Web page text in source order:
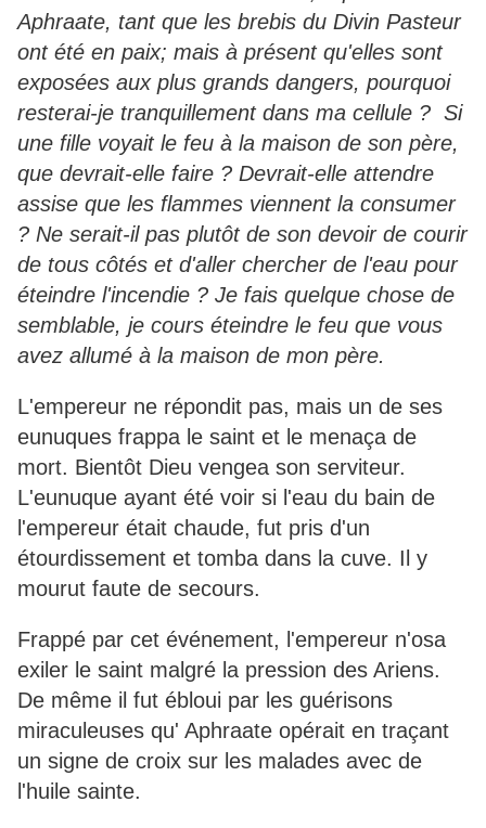
Aphraate, tant que les brebis du Divin Pasteur
ont été en paix; mais à présent qu'elles sont
exposées aux plus grands dangers, pourquoi
resterai-je tranquillement dans ma cellule ? Si
une fille voyait le feu à la maison de son père,
que devrait-elle faire ? Devrait-elle attendre
assise que les flammes viennent la consumer
? Ne serait-il pas plutôt de son devoir de courir
de tous côtés et d'aller chercher de l'eau pour
éteindre l'incendie ? Je fais quelque chose de
semblable, je cours éteindre le feu que vous
avez allumé à la maison de mon père.
L'empereur ne répondit pas, mais un de ses
eunuques frappa le saint et le menaça de
mort. Bientôt Dieu vengea son serviteur.
L'eunuque ayant été voir si l'eau du bain de
l'empereur était chaude, fut pris d'un
étourdissement et tomba dans la cuve. Il y
mourut faute de secours.
Frappé par cet événement, l'empereur n'osa
exiler le saint malgré la pression des Ariens.
De même il fut ébloui par les guérisons
miraculeuses qu' Aphraate opérait en traçant
un signe de croix sur les malades avec de
l'huile sainte.